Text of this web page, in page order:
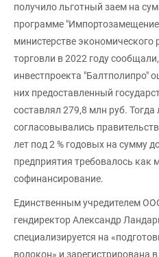
получило льготный заем на
программе
министерстве
торговли в 2022 году
инвестпроекта "Балтполипро"
них предоставленный
составлял 279,8 млн руб.
согласовывались
лет под 2 % годовых на сумму
предприятия требовалось как
софинансирование.
Единственным учредителем
гендиректор Александр
специализируется на
волокон» и зарегистрирована